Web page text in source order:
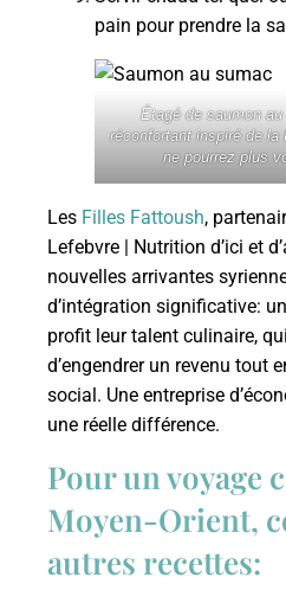
pain pour prendre la
Étagé de saumon
réconfortant inspiré de
ne pourrez plus
Les Filles Fattoush,
Lefebvre | Nutrition d’ici et
nouvelles arrivantes
d’intégration significative:
profit leur talent culinaire,
d’engendrer un revenu tout
social. Une entreprise
une réelle différence.
Pour un voyage
Moyen-Orient,
autres recettes: